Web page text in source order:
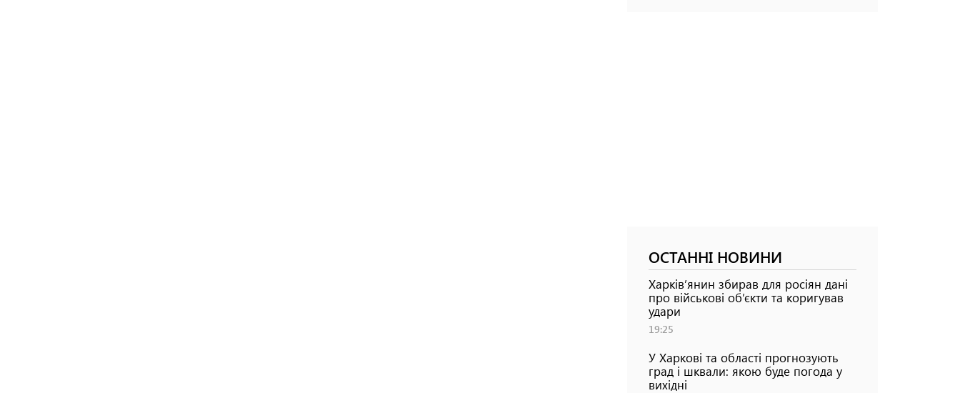
ОСТАННІ НОВИНИ
Харків’янин збирав для росіян дані
про військові об’єкти та коригував
удари
19:25
У Харкові та області прогнозують
град і шквали: якою буде погода у
вихідні